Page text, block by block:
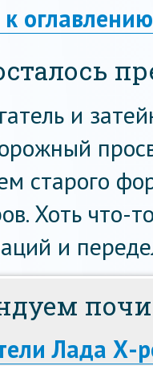
к оглавлению
и
старого
Хоть что-
и
Лада Х-